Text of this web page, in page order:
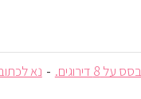
על 8 דירוגים. - נא